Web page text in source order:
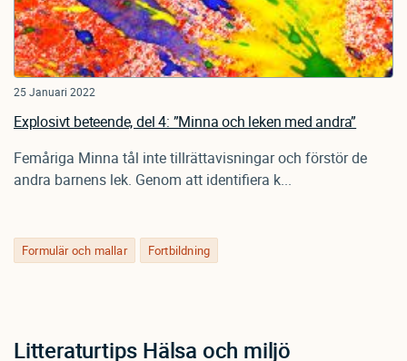
Formulär och mallar Fortbildning
25 Januari 2022
Explosivt beteende, del 4: ”Minna och leken med andra”
Femåriga Minna tål inte tillrättavisningar och förstör de
andra barnens lek. Genom att identifiera k...
Litteraturtips Hälsa och miljö